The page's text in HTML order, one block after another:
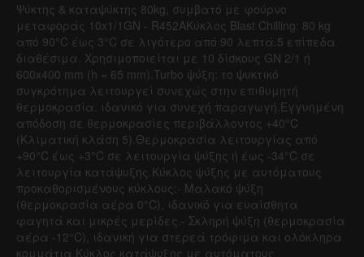
Ψύκτης & καταψύκτης 80kg, συμβατό με φούρνο
μεταφοράς 10x1/1GN - R452AΚύκλος Blast Chilling: 80 kg
από 90°C έως 3°C σε λιγότερο από 90 λεπτά.5 επίπεδα
διαθέσιμα. Χρησιμοποιείται με 10 δίσκους GN 2/1 ή
600x400 mm (h = 65 mm).Turbo ψύξη: το ψυκτικό
συγκρότημα λειτουργεί συνεχώς στην επιθυμητή
θερμοκρασία. ιδανικό για συνεχή παραγωγή.Εγγυημένη
απόδοση σε θερμοκρασίες περιβάλλοντος +40°C
(Κλιματική κλάση 5).Θερμοκρασία λειτουργίας από
+90°C έως +3°C σε λειτουργία ψύξης ή έως -34°C σε
λειτουργία κατάψυξης.Κύκλος ψύξης με αυτόματους
προκαθορισμένους κύκλους:- Μαλακό ψύξη
(θερμοκρασία αέρα 0°C), ιδανικό για ευαίσθητα
φαγητά και μικρές μερίδες.- Σκληρή ψύξη (θερμοκρασία
αέρα -12°C), ιδανική για στερεά τρόφιμα και ολόκληρα
κομμάτια.Κύκλος κατάψυξης με αυτόματους